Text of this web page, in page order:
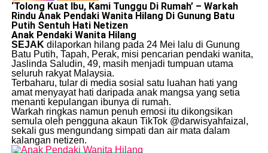
​‘Tolong Kuat Ibu, Kami Tunggu Di Rumah’ – Warkah
Rindu Anak Pendaki Wanita Hilang Di Gunung Batu
Putih Sentuh Hati Netizen
Anak Pendaki Wanita Hilang
SEJAK dilaporkan hilang pada 24 Mei lalu di Gunung
Batu Putih, Tapah, Perak, misi pencarian pendaki wanita,
Jaslinda Saludin, 49, masih menjadi tumpuan utama
seluruh rakyat Malaysia.
​Terbaharu, tular di media sosial satu luahan hati yang
amat menyayat hati daripada anak mangsa yang setia
menanti kepulangan ibunya di rumah.
​Warkah ringkas namun penuh emosi itu dikongsikan
semula oleh pengguna akaun TikTok @darwisyahfaizal,
sekali gus mengundang simpati dan air mata dalam
kalangan netizen.